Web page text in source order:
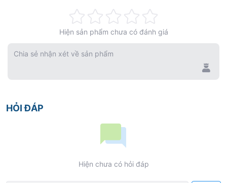
0%
Hiện sản phẩm chưa có đánh giá
Chia sẻ nhận xét về sản phẩm
HỎI ĐÁP
Hiện chưa có hỏi đáp